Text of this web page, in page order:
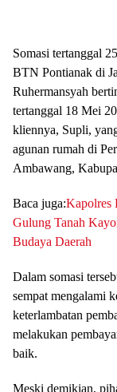
Somasi tertanggal
BTN Pontianak di
Ruhermansyah
tertanggal 18 Mei
kliennya, Supli,
agunan rumah di
Ambawang,
Baca juga:Kapolres
Gulung Tanah
Budaya Daerah
Dalam somasi
sempat mengalami
keterlambatan
melakukan
baik.
Meski demikian,